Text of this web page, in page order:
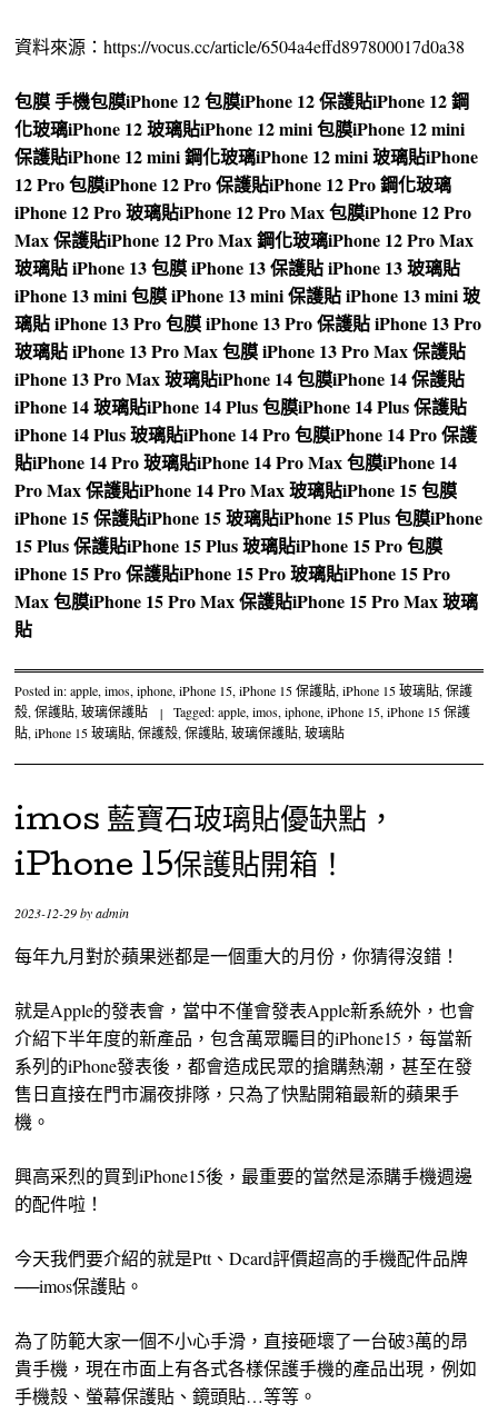
資料來源：https://vocus.cc/article/6504a4effd897800017d0a38
包膜手機包膜iPhone 12 包膜iPhone 12 保護貼iPhone 12 鋼
化玻璃iPhone 12 玻璃貼iPhone 12 mini 包膜iPhone 12 mini
保護貼iPhone 12 mini 鋼化玻璃iPhone 12 mini 玻璃貼iPhone
12 Pro 包膜iPhone 12 Pro 保護貼iPhone 12 Pro 鋼化玻璃
iPhone 12 Pro 玻璃貼iPhone 12 Pro Max 包膜iPhone 12 Pro
Max 保護貼iPhone 12 Pro Max 鋼化玻璃iPhone 12 Pro Max
玻璃貼iPhone 13 包膜iPhone 13 保護貼iPhone 13 玻璃貼
iPhone 13 mini 包膜iPhone 13 mini 保護貼iPhone 13 mini 玻
璃貼iPhone 13 Pro 包膜iPhone 13 Pro 保護貼iPhone 13 Pro
玻璃貼iPhone 13 Pro Max 包膜iPhone 13 Pro Max 保護貼
iPhone 13 Pro Max 玻璃貼iPhone 14 包膜iPhone 14 保護貼
iPhone 14 玻璃貼iPhone 14 Plus 包膜iPhone 14 Plus 保護貼
iPhone 14 Plus 玻璃貼iPhone 14 Pro 包膜iPhone 14 Pro 保護
貼iPhone 14 Pro 玻璃貼iPhone 14 Pro Max 包膜iPhone 14
Pro Max 保護貼iPhone 14 Pro Max 玻璃貼iPhone 15 包膜
iPhone 15 保護貼iPhone 15 玻璃貼iPhone 15 Plus 包膜iPhone
15 Plus 保護貼iPhone 15 Plus 玻璃貼iPhone 15 Pro 包膜
iPhone 15 Pro 保護貼iPhone 15 Pro 玻璃貼iPhone 15 Pro
Max 包膜iPhone 15 Pro Max 保護貼iPhone 15 Pro Max 玻璃
貼
Posted in:apple,imos,iphone,iPhone 15,iPhone 15 保護貼,iPhone 15 玻璃貼,保護
殼,保護貼,玻璃保護貼 | Tagged:apple,imos,iphone,iPhone 15,iPhone 15 保護
貼,iPhone 15 玻璃貼,保護殼,保護貼,玻璃保護貼,玻璃貼
imos 藍寶石玻璃貼優缺點，
iPhone 15保護貼開箱！
2023-12-29byadmin
每年九月對於蘋果迷都是一個重大的月份，你猜得沒錯！
就是Apple的發表會，當中不僅會發表Apple新系統外，也會
介紹下半年度的新產品，包含萬眾矚目的iPhone15，每當新
系列的iPhone發表後，都會造成民眾的搶購熱潮，甚至在發
售日直接在門市漏夜排隊，只為了快點開箱最新的蘋果手
機。
興高采烈的買到iPhone15後，最重要的當然是添購手機週邊
的配件啦！
今天我們要介紹的就是Ptt、Dcard評價超高的手機配件品牌
──imos保護貼。
為了防範大家一個不小心手滑，直接砸壞了一台破3萬的昂
貴手機，現在市面上有各式各樣保護手機的產品出現，例如
手機殼、螢幕保護貼、鏡頭貼…等等。